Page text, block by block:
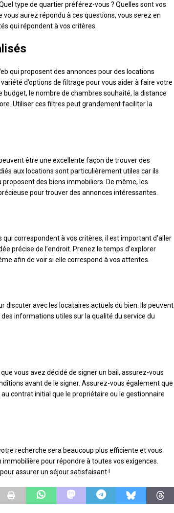
type de quartier préférez-vous ? Quelles sont vos
aurez répondu à ces questions, vous serez en
qui répondent à vos critères.
qui proposent des annonces pour des locations
d’options de filtrage pour vous aider à faire votre
le nombre de chambres souhaité, la distance
Utiliser ces filtres peut grandement faciliter la
être une excellente façon de trouver des
aux locations sont particulièrement utiles car ils
des biens immobiliers. De même, les
pour trouver des annonces intéressantes.
correspondent à vos critères, il est important d’aller
précise de l’endroit. Prenez le temps d’explorer
afin de voir si elle correspond à vos attentes.
discuter avec les locataires actuels du bien. Ils peuvent
informations utiles sur la qualité du service du
vous avez décidé de signer un bail, assurez-vous
avant de le signer. Assurez-vous également que
contrat initial que le propriétaire ou le gestionnaire
recherche sera beaucoup plus efficiente et vous
pour répondre à toutes vos exigences.
assurer un séjour satisfaisant !